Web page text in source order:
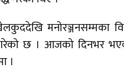
मनोरञ्जनसम्मका
छ । आजको दिनभर
।